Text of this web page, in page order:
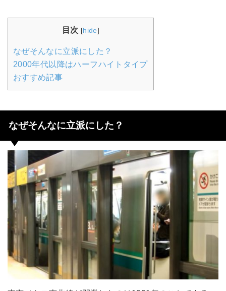
目次 [hide]
なぜそんなに立派にした？
2000年代以降はハーフハイトタイプ
おすすめ記事
なぜそんなに立派にした？